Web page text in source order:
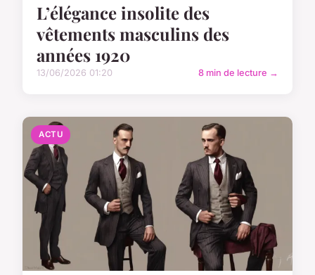
L’élégance insolite des
vêtements masculins des
années 1920
13/06/2026 01:20 8 min de lecture →
ACTU